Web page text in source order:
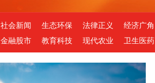
社会新闻 生态环保 法律正义
经济广角
金融股市 教育科技 现代农业 卫生医药